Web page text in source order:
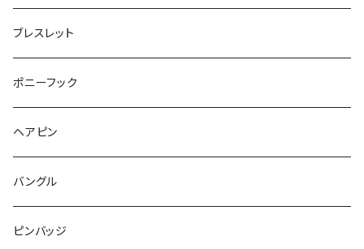
pattern
こいのぼり
Bubble
Animal
Triangle
食品
レッサーパンダ
マーメイド
雲
月
惑星
星
唐津土
lip
くま
コアラ
bag
フルーツ
さくらんぼ
レモン
てんとう虫
野菜
雲
ガラス
カメラ
リボン
ラリエット
モザイク
lip
フルーツ
パン
ガラス
リボン
ブレスレット
ポニーフック
ヘアピン
バングル
ピンバッジ